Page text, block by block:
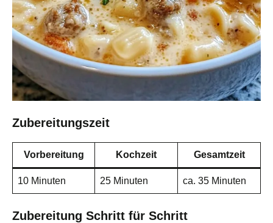
Zubereitungszeit
Vorbereitung Kochzeit Gesamtzeit
10 Minuten 25 Minuten ca. 35 Minuten
Zubereitung Schritt für Schritt